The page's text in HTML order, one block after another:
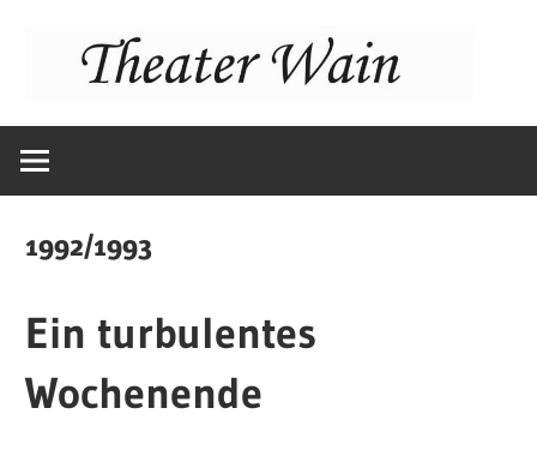
TSV
1992/1993
Ein turbulentes
Wochenende